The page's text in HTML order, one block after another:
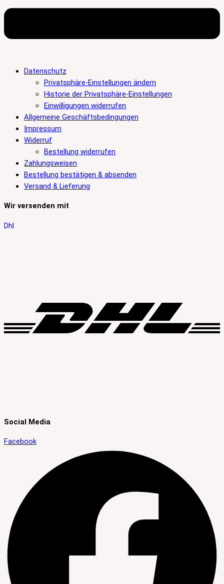
Datenschutz
Privatsphäre-Einstellungen ändern
Historie der Privatsphäre-Einstellungen
Einwilligungen widerrufen
Allgemeine Geschäftsbedingungen
Impressum
Widerruf
Bestellung widerrufen
Zahlungsweisen
Bestellung bestätigen & absenden
Versand & Lieferung
Wir versenden mit
Dhl
Social Media
Facebook